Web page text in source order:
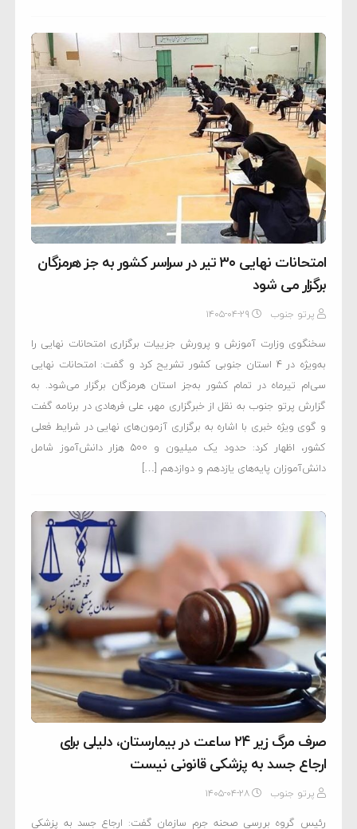
امتحانات نهایی ۳۰ تیر در سراسر کشور به جز هرمزگان
برگزار می شود
پرتو جنوب ۱۴۰۵-۰۴-۲۹
سخنگوی وزارت آموزش و پرورش جزییات برگزاری امتحانات نهایی را
به‌ویژه در ۴ استان جنوبی کشور تشریح کرد و گفت: امتحانات نهایی
سی‌ام تیرماه در تمام کشور به‌جز استان هرمزگان برگزار می‌شود. به
گزارش پرتو جنوب به نقل از خبرگزاری مهر، علی فرهادی در برنامه گفت
و گوی ویژه خبری با اشاره به برگزاری آزمون‌های نهایی در شرایط فعلی
کشور، اظهار کرد: حدود یک میلیون و ۵۰۰ هزار دانش‌آموز شامل
دانش‌آموزان پایه‌های یازدهم و دوازدهم […]
صرف مرگ زیر ۲۴ ساعت در بیمارستان، دلیلی برای
ارجاع جسد به پزشکی قانونی نیست
پرتو جنوب ۱۴۰۵-۰۴-۲۸
رئیس گروه بررسی صحنه جرم سازمان گفت: ارجاع جسد به پزشکی